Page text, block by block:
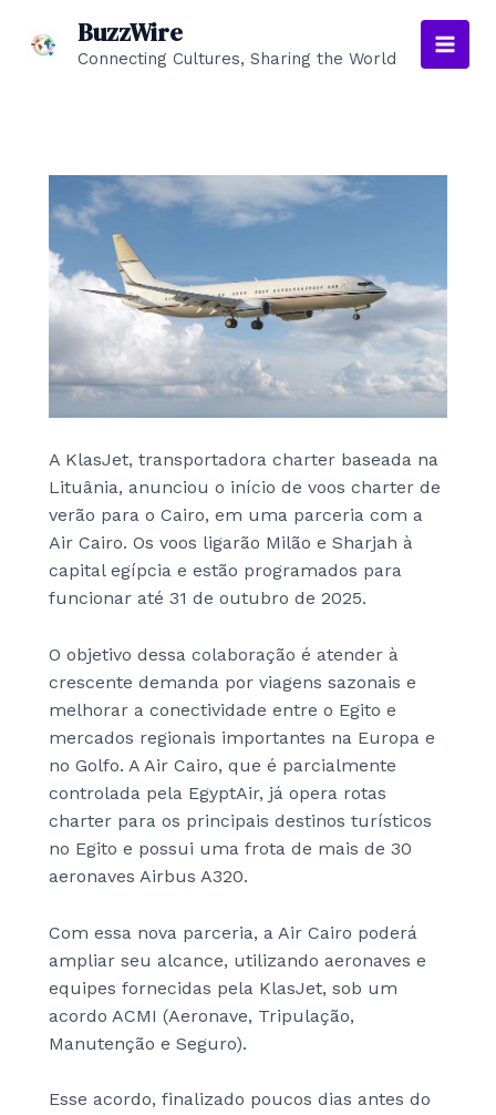
BuzzWire
Connecting Cultures, Sharing the World
Main
A KlasJet, transportadora charter baseada na
Lituânia, anunciou o início de voos charter de
verão para o Cairo, em uma parceria com a
Air Cairo. Os voos ligarão Milão e Sharjah à
capital egípcia e estão programados para
funcionar até 31 de outubro de 2025.
O objetivo dessa colaboração é atender à
crescente demanda por viagens sazonais e
melhorar a conectividade entre o Egito e
mercados regionais importantes na Europa e
no Golfo. A Air Cairo, que é parcialmente
controlada pela EgyptAir, já opera rotas
charter para os principais destinos turísticos
no Egito e possui uma frota de mais de 30
aeronaves Airbus A320.
Com essa nova parceria, a Air Cairo poderá
ampliar seu alcance, utilizando aeronaves e
equipes fornecidas pela KlasJet, sob um
acordo ACMI (Aeronave, Tripulação,
Manutenção e Seguro).
Esse acordo, finalizado poucos dias antes do